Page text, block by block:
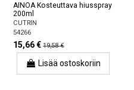
AINOA Kosteuttava hiusspray
200ml
CUTRIN
54266
15,66 € 19,58 €
Lisää ostoskoriin